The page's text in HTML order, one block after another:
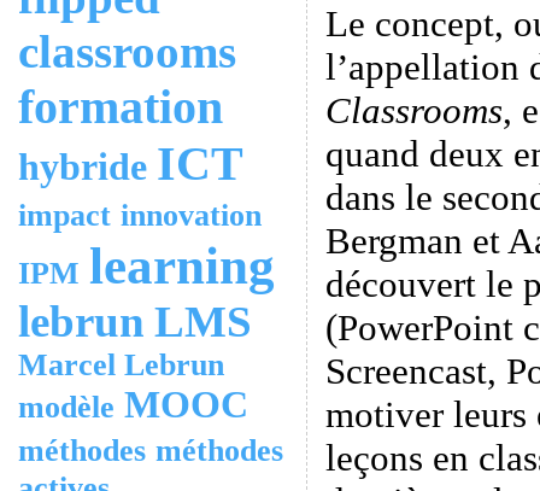
classrooms
formation
hybride ICT
impact innovation
IPM learning
lebrun LMS
Marcel Lebrun
modèle MOOC
méthodes méthodes
Le concept,
l’appellation
Classrooms,
quand deux
dans le
Bergman et
découvert le
(PowerPoint
Screencast,
motiver leurs
leçons en